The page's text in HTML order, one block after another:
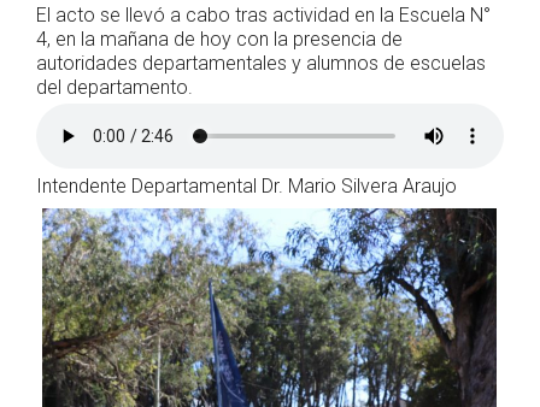
El acto se llevó a cabo tras actividad en la Escuela N°
4, en la mañana de hoy con la presencia de
autoridades departamentales y alumnos de escuelas
del departamento.
Intendente Departamental Dr. Mario Silvera Araujo